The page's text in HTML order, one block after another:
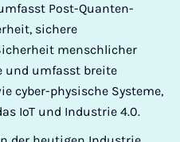
Post-Quanten-
sichere
menschlicher
und umfasst breite
cyber-physische Systeme,
IoT und Industrie 4.0.